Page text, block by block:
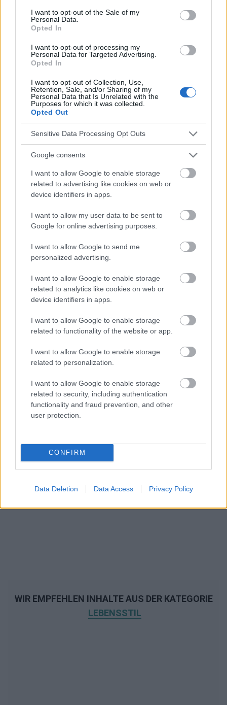
consent section.
I want to opt-out of the Sale of my
Personal Data.
Opted In
I want to opt-out of processing my
Personal Data for Targeted Advertising.
Opted In
I want to opt-out of Collection, Use,
Retention, Sale, and/or Sharing of my
Personal Data that Is Unrelated with the
Purposes for which it was collected.
Opted Out
Sensitive Data Processing Opt Outs
Google consents
I want to allow Google to enable storage
related to advertising like cookies on web or
device identifiers in apps.
I want to allow my user data to be sent to
Google for online advertising purposes.
I want to allow Google to send me
personalized advertising.
I want to allow Google to enable storage
related to analytics like cookies on web or
device identifiers in apps.
I want to allow Google to enable storage
related to functionality of the website or app.
I want to allow Google to enable storage
related to personalization.
I want to allow Google to enable storage
related to security, including authentication
functionality and fraud prevention, and other
user protection.
CONFIRM
Data Deletion Data Access Privacy Policy
Kimchi Kombucha
Verbesserung der verdauung Vorteile für die gesundheit
Sehen Sie es auch auf english español
polskim
Die Inhalte und Materialien auf dieser Website dienen nur zu
Bildungs- und Informationszwecken. Der Herausgeber und die
Anwendung verantwortlich. Bevor Sie Ratschläge oder Tipps auf
der Website verwenden, ist es unbedingt erforderlich, einen Arzt
zu konsultieren.
Werbung:
WIR EMPFEHLEN INHALTE AUS DER KATEGORIE
LEBENSSTIL